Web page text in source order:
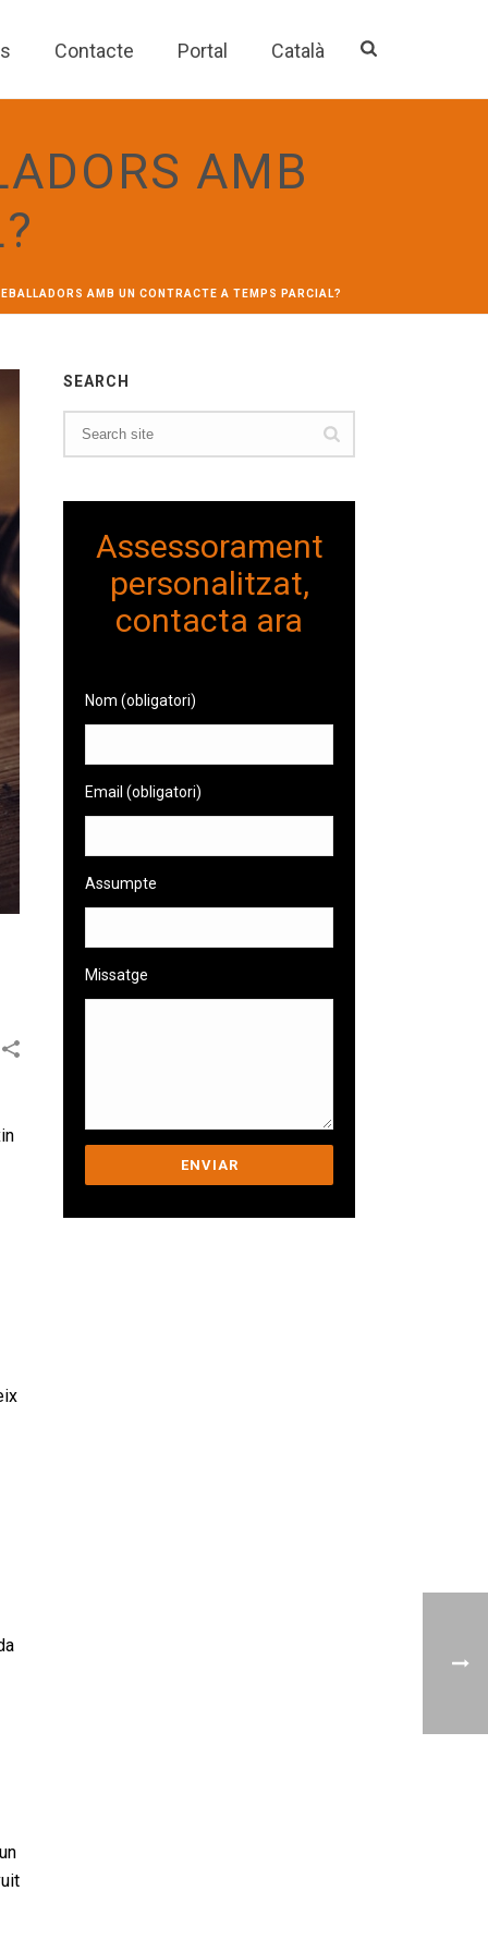
Contacte Portal Català
AMB
AMB UN CONTRACTE A TEMPS PARCIAL?
SEARCH
Assessorament
personalitzat,
contacta ara
Nom (obligatori)
Email (obligatori)
Assumpte
Missatge